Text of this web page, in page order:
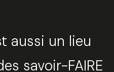
aussi un lieu
savoir-FAIRE